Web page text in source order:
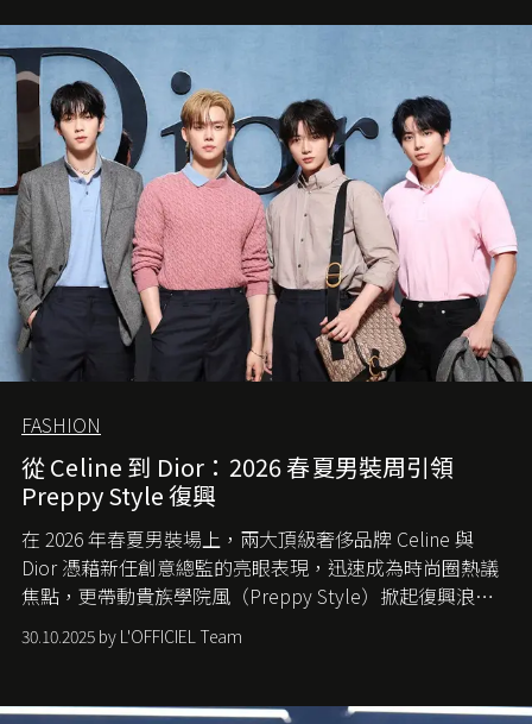
FASHION
從 Celine 到 Dior：2026 春夏男裝周引領
Preppy Style 復興
在 2026 年春夏男裝場上，兩大頂級奢侈品牌 Celine 與
Dior 憑藉新任創意總監的亮眼表現，迅速成為時尚圈熱議
焦點，更帶動貴族學院風（Preppy Style）掀起復興浪
潮，讓這股經典風格再度回到大眾視線。
30.10.2025 by L'OFFICIEL Team